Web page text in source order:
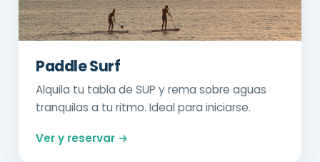
Paddle Surf
Alquila tu tabla de SUP y rema sobre aguas
tranquilas a tu ritmo. Ideal para iniciarse.
Ver y reservar →